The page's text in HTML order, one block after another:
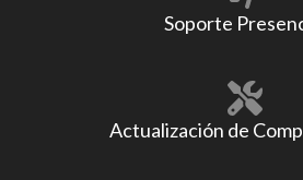
Soporte
Actualización de